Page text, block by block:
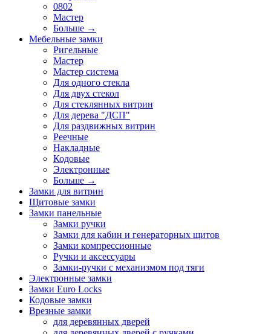
0802
Мастер
Больше →
Мебельные замки
Ригельные
Мастер
Мастер система
Для одного стекла
Для двух стекол
Для стеклянных витрин
Для дерева "ДСП"
Для раздвижных витрин
Реечные
Накладные
Кодовые
Электронные
Больше →
Замки для витрин
Щитовые замки
Замки панельные
Замки ручки
Замки для кабин и генераторных щитов
Замки компрессионные
Ручки и аксессуары
Замки-ручки с механизмом под тяги
Электронные замки
Замки Euro Locks
Кодовые замки
Врезные замки
для деревянных дверей